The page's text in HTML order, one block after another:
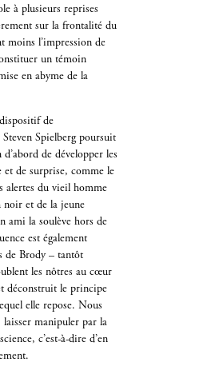
à plusieurs reprises
sur la frontalité du
moins l’impression de
un témoin
en abyme de la
de
Spielberg poursuit
de développer les
et de surprise, comme le
alertes du vieil homme
noir et de la jeune
ami la soulève hors de
est également
de Brody – tantôt
les nôtres au cœur
déconstruit le principe
elle repose. Nous
laisser manipuler par la
c’est-à-dire d’en